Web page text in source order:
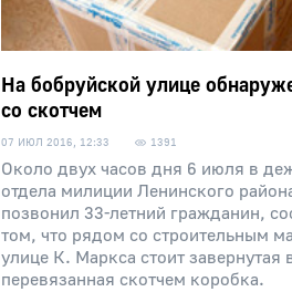
На бобруйской улице
со скотчем
07 ИЮЛ 2016, 12:33 1391
Около двух часов дня 6 июля в
отдела милиции Ленинского
позвонил 33-летний гражданин,
том, что рядом со строительным
улице К. Маркса стоит завернутая
перевязанная скотчем коробка.